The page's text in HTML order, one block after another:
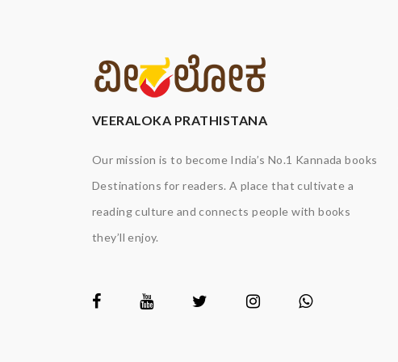
VEERALOKA PRATHISTANA
Our mission is to become India’s No.1 Kannada books
Destinations for readers. A place that cultivate a
reading culture and connects people with books
they’ll enjoy.